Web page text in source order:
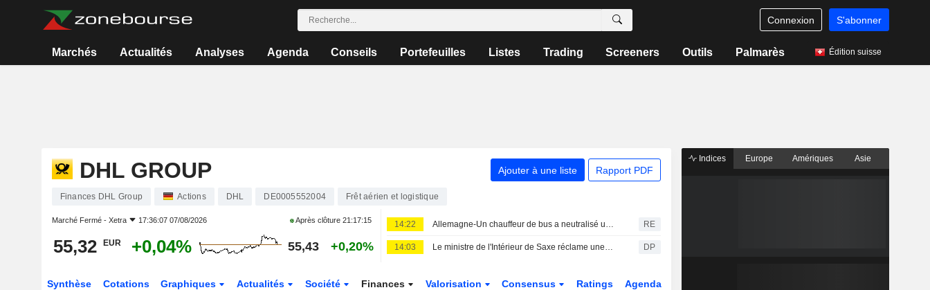
Connexion S'abonner
Marchés Actualités Analyses Agenda Conseils Portefeuilles Listes Trading Screeners Outils Palmarès Édition suisse
DHL GROUP Ajouter à une liste Rapport PDF
Finances DHL Group Actions DHL DE0005552004 Frêt aérien et logistique
Marché Fermé - Xetra 17:36:07 07/08/2026 Après clôture 21:17:15
55,32 EUR +0,04% 55,43 +0,20%
14:22 Allemagne-Un chauffeur de bus a neutralisé un drone explosif dans un aéroport-député RE
14:03 Le ministre de l'Intérieur de Saxe réclame une protection accrue pour l'aéroport de Leipzig DP
Synthèse Cotations Graphiques Actualités Société Finances Valorisation Consensus Ratings Agenda
Indices Europe Amériques Asie